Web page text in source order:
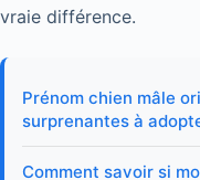
vraie différence.
Prénom chien mâle
surprenantes à
Comment savoir si